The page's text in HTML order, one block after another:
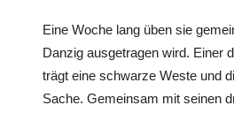
Eine Woche lang üben sie
Danzig ausgetragen wird. Einer
trägt eine schwarze Weste und
Sache. Gemeinsam mit seinen